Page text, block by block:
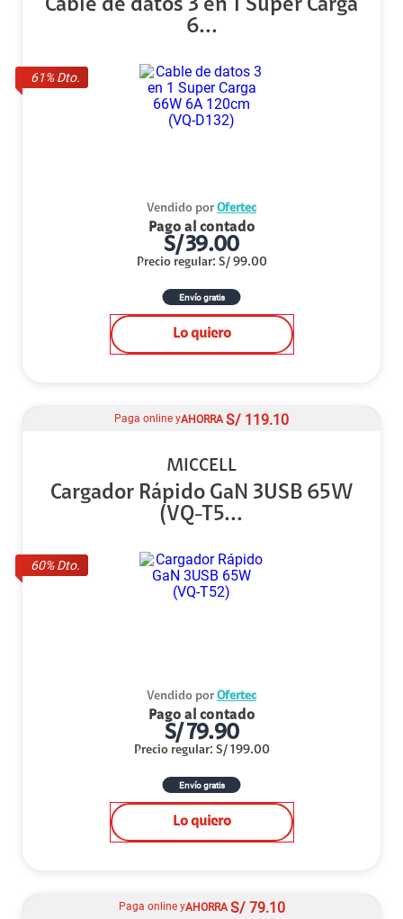
61% Dto.
Cable de datos 3 en 1 Super Carga
6...
Vendido por Ofertec
Pago al contado
S/39.00
Precio regular: S/ 99.00
Envío gratis
Lo quiero
60% Dto.
Paga online yAHORRA S/ 119.10
MICCELL
Cargador Rápido GaN 3USB 65W
(VQ-T5...
Vendido por Ofertec
Pago al contado
S/79.90
Precio regular: S/ 199.00
Envío gratis
Lo quiero
Paga online yAHORRA S/ 79.10